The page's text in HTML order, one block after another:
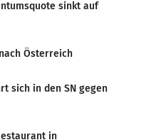
sinkt auf
Österreich
sich in den SN gegen
in